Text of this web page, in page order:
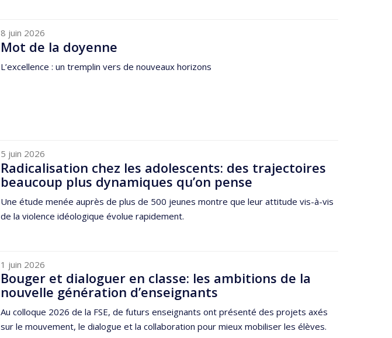
8 juin 2026
Mot de la doyenne
L’excellence : un tremplin vers de nouveaux horizons
5 juin 2026
Radicalisation chez les adolescents: des trajectoires
beaucoup plus dynamiques qu’on pense
Une étude menée auprès de plus de 500 jeunes montre que leur attitude vis-à-vis
de la violence idéologique évolue rapidement.
1 juin 2026
Bouger et dialoguer en classe: les ambitions de la
nouvelle génération d’enseignants
Au colloque 2026 de la FSE, de futurs enseignants ont présenté des projets axés
sur le mouvement, le dialogue et la collaboration pour mieux mobiliser les élèves.